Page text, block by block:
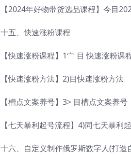
【2024年好物带货选品课程】今目
十五、快速涨粉课程
【快速涨粉课程】1宀 目 快速涨粉课
【快速涨粉方法】2)目快速涨粉方法
【槽点文案养号】3> 目槽点文案养号
【七天暴利起号流程】4)同七天暴利
十六、自定义制作俄罗斯数字人(打造